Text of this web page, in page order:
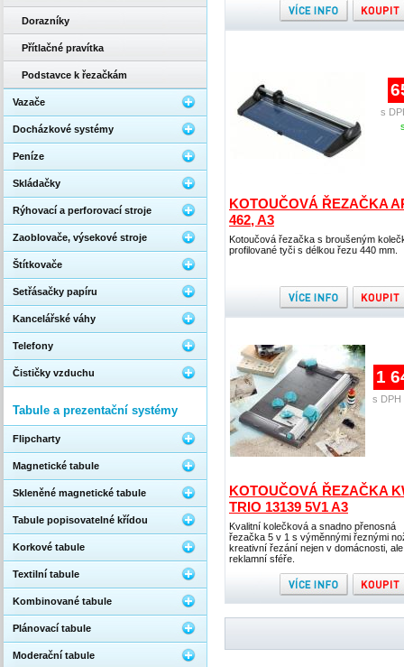
KOTOUČOVÁ ŘEZAČKA
462, A3
Kotoučová řezačka s broušeným
profilované tyči s délkou řezu 440 mm.
s
KOTOUČOVÁ ŘEZAČKA
TRIO 13139 5V1 A3
Kvalitní kolečková a snadno přenosná
řezačka 5 v 1 s výměnnými řeznými
kreativní řezání nejen v domácnosti,
reklamní sféře.
1
s DPH
Dorazníky
Přítlačné pravítka
Podstavce k řezačkám
Vazače
Docházkové systémy
Peníze
Skládačky
Rýhovací a perforovací stroje
Zaoblovače, výsekové stroje
Štítkovače
Setřásačky papíru
Kancelářské váhy
Telefony
Čističky vzduchu
Tabule a prezentační systémy
Flipcharty
Magnetické tabule
Skleněné magnetické tabule
Tabule popisovatelné křídou
Korkové tabule
Textilní tabule
Kombinované tabule
Plánovací tabule
Moderační tabule